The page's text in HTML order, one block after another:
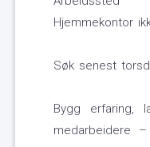
Hjemmekontor
Søk senest
Bygg erfaring,
medarbeidere